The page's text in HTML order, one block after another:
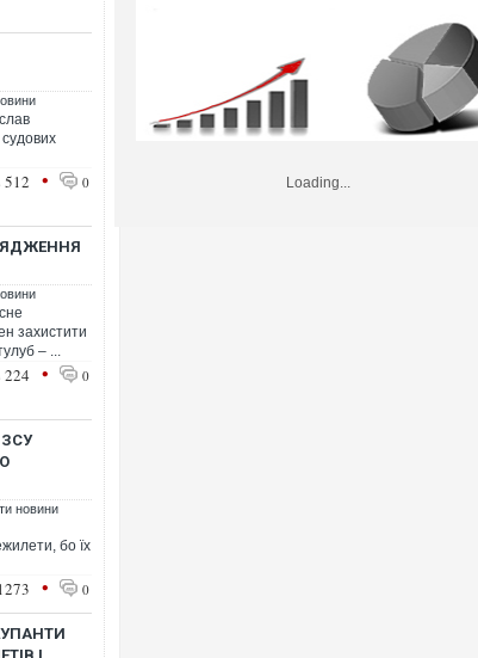
512 • 0
захистити
– ...
224 • 0
новини
бо їх
• 0
Loading...